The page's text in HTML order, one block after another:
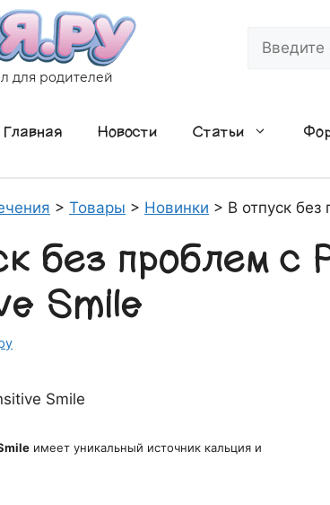
для родителей
Главная Новости Статьи
> Товары > Новинки > В отпуск
без проблем с
Smile
имеет уникальный источник кальция и